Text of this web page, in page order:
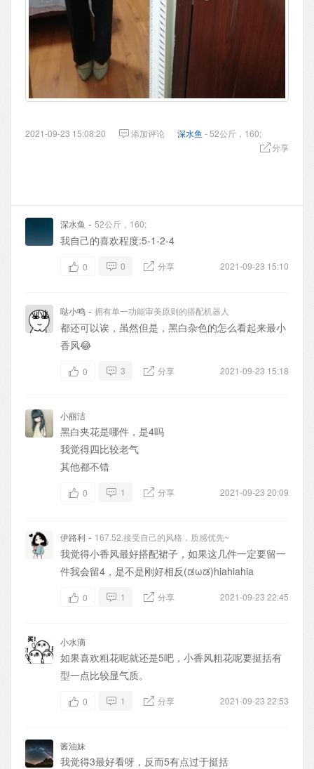
2021-09-23 15:08:20 添加评论 深水鱼 - 52公斤，160;
分享
深水鱼 - 52公斤，160;
我自己的喜欢程度:5-1-2-4
2021-09-23 15:10
0 0 分享
哒小鸣 - 拥有单一功能审美原则的搭配机器人
都还可以诶，虽然但是，黑白杂色的怎么看起来最小
香风😂
2021-09-23 15:18
0 3 分享
小丽洁
黑白夹花是哪件，是4吗
我觉得四比较老气
其他都不错
2021-09-23 20:09
0 1 分享
伊路利 - 167.52.接受自己的风格，质感优先~
我觉得小香风最好搭配裙子，如果这几件一定要留一
件我会留4，是不是刚好相反(ಡωಡ)hiahiahia
2021-09-23 22:45
0 1 分享
小水滴
如果喜欢粗花呢就还是5吧，小香风粗花呢要挺括有
型一点比较显气质。
2021-09-23 22:53
0 1 分享
酱油妹
我觉得3最好看呀，反而5有点过于挺括